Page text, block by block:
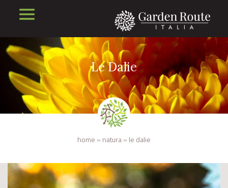
Le Dalie
home » natura» le dalie